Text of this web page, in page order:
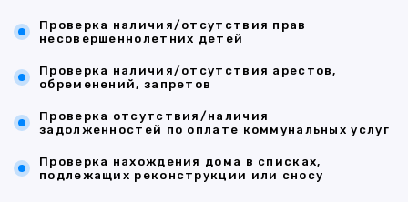
Проверка наличия/отсутствия прав
несовершеннолетних детей
Проверка наличия/отсутствия арестов,
обременений, запретов
Проверка отсутствия/наличия
задолженностей по оплате коммунальных услуг
Проверка нахождения дома в списках,
подлежащих реконструкции или сносу